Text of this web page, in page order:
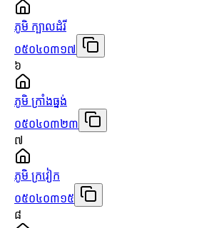
ភូមិ ក្បាលដំរី
០៥០៤០៣១៧
៦
ភូមិ ក្រាំងធ្នង់
០៥០៤០៣២៣
៧
ភូមិ ក្រវៀក
០៥០៤០៣១៥
៨